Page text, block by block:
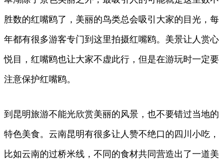
胜数的红嘴鸥了，美丽的鸟类总会吸引大家的目光，每
年都有很多游客专门到这里拍摄红嘴鸥。美景让人赏心
悦目，红嘴鸥也让大家不虚此行，但是在游玩时一定要
注意保护红嘴鸥。
到昆明旅游不能光欣赏美丽的风景，也不要错过当地的
特色美食。云南昆明有很多让人赞不绝口的四川小吃，
比如云南的过桥米线，不同的食材共同营造出了一道美